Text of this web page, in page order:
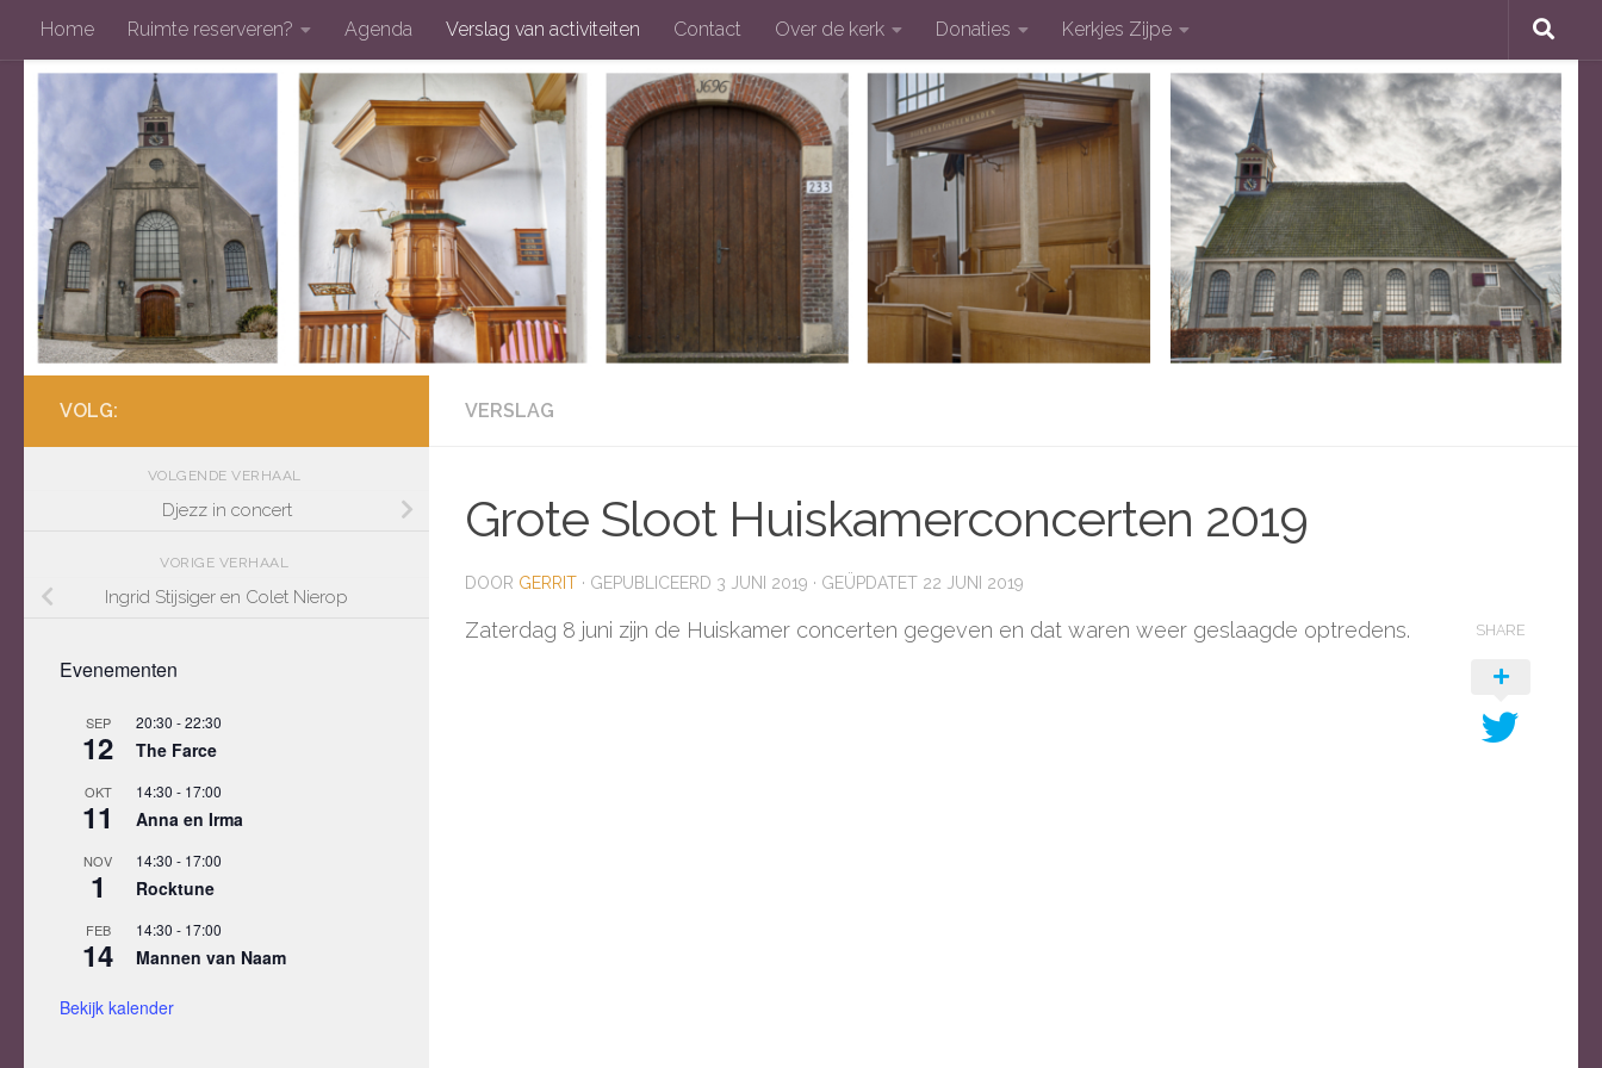
Doorgaan naar inhoud
Home Ruimte reserveren? Agenda Verslag van activiteiten Contact Over de kerk Donaties Kerkjes Zijpe
VERSLAG
Grote Sloot Huiskamerconcerten 2019
DOOR GERRIT · GEPUBLICEERD 3 JUNI 2019 · GEÜPDATET 22 JUNI 2019
Zaterdag 8 juni zijn de Huiskamer concerten gegeven en dat waren weer geslaagde optredens. SHARE
VOLG:
VOLGENDE VERHAAL
Djezz in concert
VORIGE VERHAAL
Ingrid Stijsiger en Colet Nierop
Evenementen
SEP
12
20:30 -22:30
The Farce
OKT
11
14:30 - 17:00
Anna en Irma
NOV
1
14:30 - 17:00
Rocktune
FEB
14
14:30 - 17:00
Mannen van Naam
Bekijk kalender